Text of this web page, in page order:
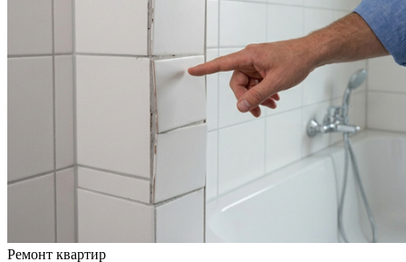
Ремонт квартир